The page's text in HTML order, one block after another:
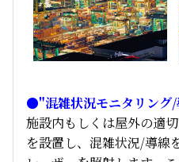
●"混雑状況モニタリング
施設内もしくは屋外の適
を設置し、混雑状況/導線